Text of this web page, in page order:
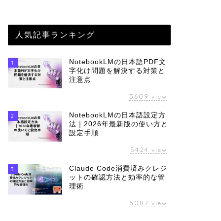
人気記事ランキング
1
NotebookLMの日本語PDF文
字化け問題を解決する対策と
注意点
5609 view
2
NotebookLMの日本語設定方
法｜2026年最新版の使い方と
設定手順
5424 view
3
Claude Code消費済みクレジ
ットの確認方法と効率的な管
理術
5087 view